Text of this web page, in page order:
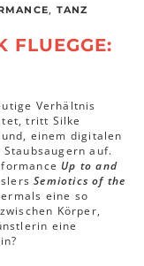
, TANZ
FLUEGGE:
Verhältnis
tritt Silke
einem digitalen
auf.
Up to and
Semiotics of the
eine so
Körper,
eine